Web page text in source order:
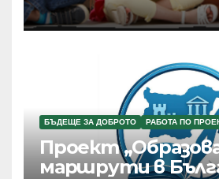
БЪДЕЩЕ ЗА ДОБРОТО РАБОТА ПО
Проект
маршрути в